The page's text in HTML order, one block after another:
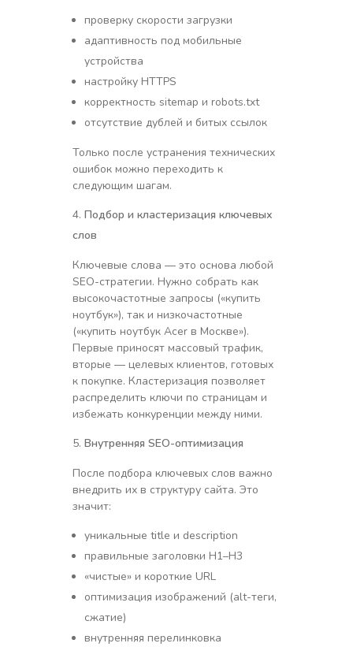
проверку скорости загрузки
адаптивность под мобильные
устройства
настройку HTTPS
корректность sitemap и robots.txt
отсутствие дублей и битых ссылок
Только после устранения технических
ошибок можно переходить к
следующим шагам.
Подбор и кластеризация ключевых
слов
Ключевые слова — это основа любой
SEO-стратегии. Нужно собрать как
высокочастотные запросы («купить
ноутбук»), так и низкочастотные
(«купить ноутбук Acer в Москве»).
Первые приносят массовый трафик,
вторые — целевых клиентов, готовых
к покупке. Кластеризация позволяет
распределить ключи по страницам и
избежать конкуренции между ними.
Внутренняя SEO-оптимизация
После подбора ключевых слов важно
внедрить их в структуру сайта. Это
значит:
уникальные title и description
правильные заголовки H1–H3
«чистые» и короткие URL
оптимизация изображений (alt-теги,
сжатие)
внутренняя перелинковка